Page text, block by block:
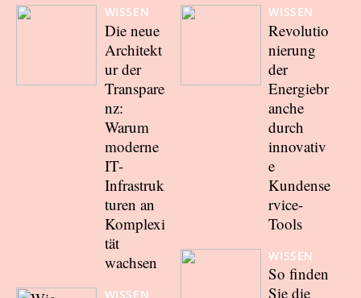
WISSEN
Die neue
Architekt
ur der
Transpare
nz:
Warum
moderne
IT-
Infrastruk
turen an
Komplexi
tät
wachsen
WISSEN
WISSEN
Revolutio
nierung
der
Energiebr
anche
durch
innovativ
e
Kundense
rvice-
Tools
WISSEN
So finden
Sie die